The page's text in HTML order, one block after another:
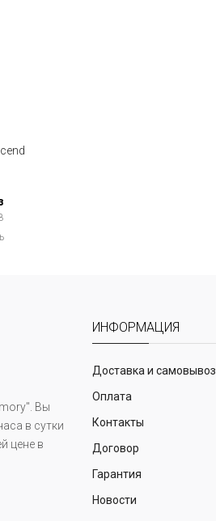
Вы
в сутки
цене в
ИНФОРМАЦИЯ
Доставка и самовывоз
Оплата
Контакты
Договор
Гарантия
Новости